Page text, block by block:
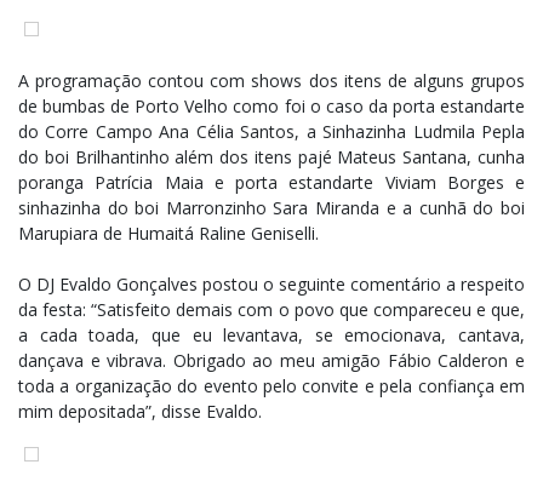
A programação contou com shows dos itens de alguns grupos
de bumbas de Porto Velho como foi o caso da porta estandarte
do Corre Campo Ana Célia Santos, a Sinhazinha Ludmila Pepla
do boi Brilhantinho além dos itens pajé Mateus Santana, cunha
poranga Patrícia Maia e porta estandarte Viviam Borges e
sinhazinha do boi Marronzinho Sara Miranda e a cunhã do boi
Marupiara de Humaitá Raline Geniselli.
O DJ Evaldo Gonçalves postou o seguinte comentário a respeito
da festa: “Satisfeito demais com o povo que compareceu e que,
a cada toada, que eu levantava, se emocionava, cantava,
dançava e vibrava. Obrigado ao meu amigão Fábio Calderon e
toda a organização do evento pelo convite e pela confiança em
mim depositada”, disse Evaldo.